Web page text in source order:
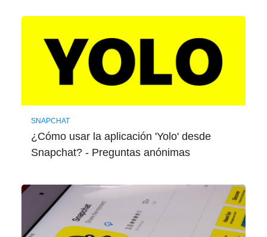
SNAPCHAT
¿Cómo usar la aplicación 'Yolo' desde
Snapchat? - Preguntas anónimas